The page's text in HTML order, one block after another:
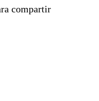
compartir